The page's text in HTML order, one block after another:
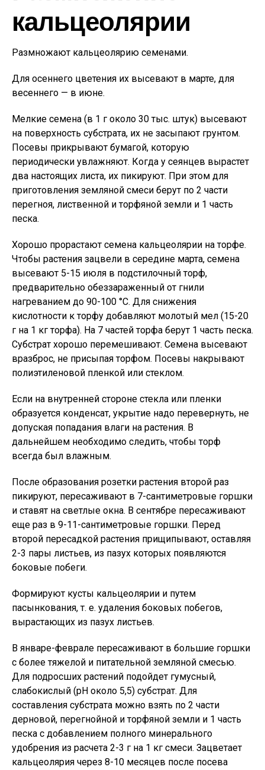
кальцеолярии
Размножают кальцеолярию семенами.
Для осеннего цветения их высевают в марте, для
весеннего — в июне.
Мелкие семена (в 1 г около 30 тыс. штук) высевают
на поверхность субстрата, их не засыпают грунтом.
Посевы прикрывают бумагой, которую
периодически увлажняют. Когда у сеянцев вырастет
два настоящих листа, их пикируют. При этом для
приготовления земляной смеси берут по 2 части
перегноя, лиственной и торфяной земли и 1 часть
песка.
Хорошо прорастают семена кальцеолярии на торфе.
Чтобы растения зацвели в середине марта, семена
высевают 5-15 июля в подстилочный торф,
предварительно обеззараженный от гнили
нагреванием до 90-100 °С. Для снижения
кислотности к торфу добавляют молотый мел (15-20
г на 1 кг торфа). На 7 частей торфа берут 1 часть песка.
Субстрат хорошо перемешивают. Семена высевают
вразброс, не присыпая торфом. Посевы накрывают
полиэтиленовой пленкой или стеклом.
Если на внутренней стороне стекла или пленки
образуется конденсат, укрытие надо перевернуть, не
допуская попадания влаги на растения. В
дальнейшем необходимо следить, чтобы торф
всегда был влажным.
После образования розетки растения второй раз
пикируют, пересаживают в 7-сантиметровые горшки
и ставят на светлые окна. В сентябре пересаживают
еще раз в 9-11-сантиметровые горшки. Перед
второй пересадкой растения прищипывают, оставляя
2-3 пары листьев, из пазух которых появляются
боковые побеги.
Формируют кусты кальцеолярии и путем
пасынкования, т. е. удаления боковых побегов,
вырастающих из пазух листьев.
В январе-феврале пересаживают в большие горшки
с более тяжелой и питательной земляной смесью.
Для подросших растений подойдет гумусный,
слабокислый (рН около 5,5) субстрат. Для
составления субстрата можно взять по 2 части
дерновой, перегнойной и торфяной земли и 1 часть
песка с добавлением полного минерального
удобрения из расчета 2-3 г на 1 кг смеси. Зацветает
кальцеолярия через 8-10 месяцев после посева